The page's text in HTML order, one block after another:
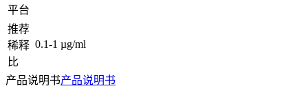
平台
推荐
稀释
比
0.1-1 µg/ml
产品说明书产品说明书